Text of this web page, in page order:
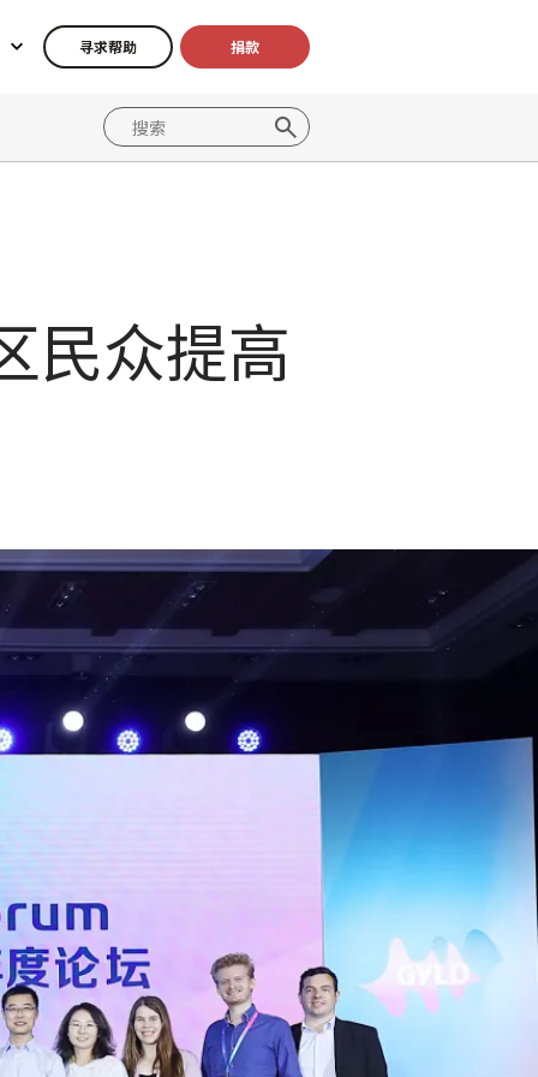
寻求帮助 捐款
民众提高